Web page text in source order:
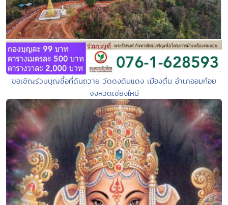
ขอเชิญร่วมบุญซื้อที่ดินถวาย วัดดงดินแดง เมืองตื่น อำเภออมก๋อย
จังหวัดเชียงใหม่